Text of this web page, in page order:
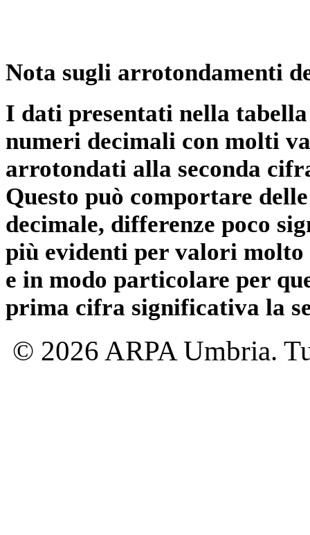
Nota sugli arrotondamenti
I dati presentati nella
numeri decimali con molti
arrotondati alla seconda
Questo può comportare
decimale, differenze poco
più evidenti per valori
e in modo particolare per
prima cifra significativa la
© 2026 ARPA Umbria.